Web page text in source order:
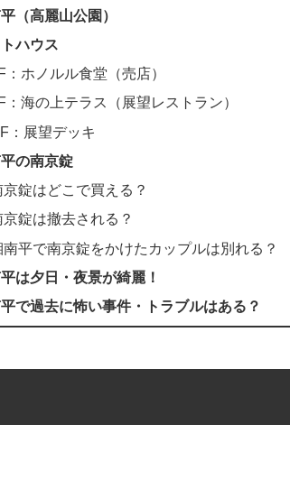
（高麗山公園）
ハウス
：ホノルル食堂（売店）
：海の上テラス（展望レストラン）
：展望デッキ
の南京錠
京錠はどこで買える？
京錠は撤去される？
南平で南京錠をかけたカップルは別れる？
は夕日・夜景が綺麗！
で過去に怖い事件・トラブルはある？